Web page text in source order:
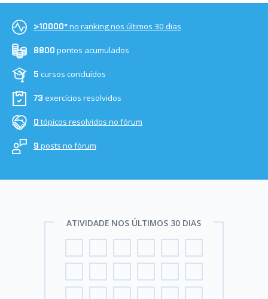
>10000ºno ranking nos últimos 30 dias
8800 pontos acumulados
5 cursos concluídos
73 exercícios resolvidos
0 tópicos resolvidos no fórum
9 posts no fórum
ATIVIDADE NOS ÚLTIMOS 30 DIAS